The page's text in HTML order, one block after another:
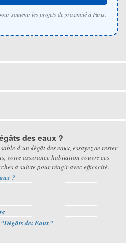
soutenir les projets de proximité à Paris.
des eaux ?
d’un dégât des eaux, essayez de rester
votre assurance habitation couvre ces
à suivre pour réagir avec efficacité.
?
des Eaux"